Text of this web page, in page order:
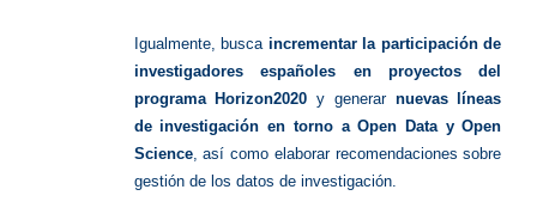
Igualmente, busca incrementar la participación de
investigadores españoles en proyectos del
programa Horizon2020 y generar nuevas líneas
de investigación en torno a Open Data y Open
Science, así como elaborar recomendaciones sobre
gestión de los datos de investigación.